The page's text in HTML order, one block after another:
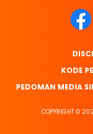
KODE
PEDOMAN MEDIA
COPYRIGHT ©